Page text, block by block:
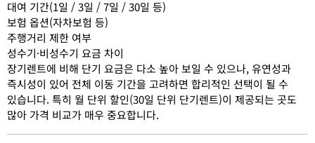
대여 기간(1일 / 3일 / 7일 / 30일 등)
보험 옵션(자차보험 등)
주행거리 제한 여부
성수기·비성수기 요금 차이
장기렌트에 비해 단기 요금은 다소 높아 보일 수 있으나, 유연성과
즉시성이 있어 전체 이동 기간을 고려하면 합리적인 선택이 될 수
있습니다. 특히 월 단위 할인(30일 단위 단기렌트)이 제공되는 곳도
많아 가격 비교가 매우 중요합니다.